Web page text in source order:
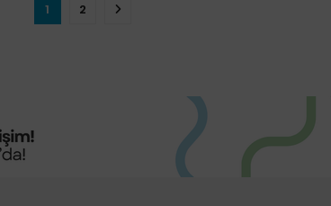
1 2